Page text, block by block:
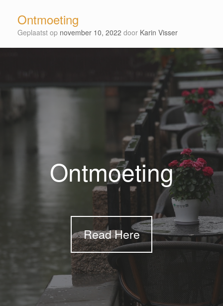
Ontmoeting
Geplaatst op november 10, 2022 door Karin Visser
Ontmoeting
Read Here